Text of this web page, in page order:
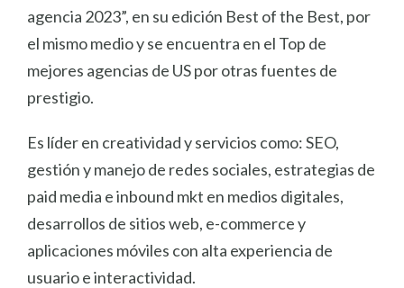
agencia 2023”, en su edición Best of the Best, por
el mismo medio y se encuentra en el Top de
mejores agencias de US por otras fuentes de
prestigio.
Es líder en creatividad y servicios como: SEO,
gestión y manejo de redes sociales, estrategias de
paid media e inbound mkt en medios digitales,
desarrollos de sitios web, e-commerce y
aplicaciones móviles con alta experiencia de
usuario e interactividad.